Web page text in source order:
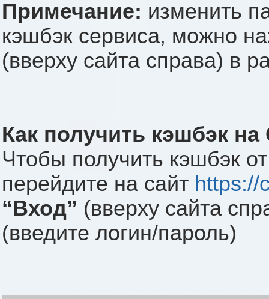
Примечание: изменить
кэшбэк сервиса, можно
(вверху сайта справа) в
Как получить кэшбэк
Чтобы получить кэшбэк
перейдите на сайт https://
“Вход” (вверху сайта
(введите логин/пароль)